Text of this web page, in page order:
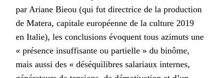
par Ariane Bieou (qui fut directrice de la production
de Matera, capitale européenne de la culture 2019
en Italie), les conclusions évoquent tous azimuts une
« présence insuffisante ou partielle » du binôme,
mais aussi des « déséquilibres salariaux internes,